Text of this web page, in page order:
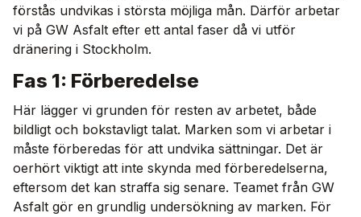
förstås undvikas i största möjliga mån. Därför arbetar
vi på GW Asfalt efter ett antal faser då vi utför
dränering i Stockholm.
Fas 1: Förberedelse
Här lägger vi grunden för resten av arbetet, både
bildligt och bokstavligt talat. Marken som vi arbetar i
måste förberedas för att undvika sättningar. Det är
oerhört viktigt att inte skynda med förberedelserna,
eftersom det kan straffa sig senare. Teamet från GW
Asfalt gör en grundlig undersökning av marken. För